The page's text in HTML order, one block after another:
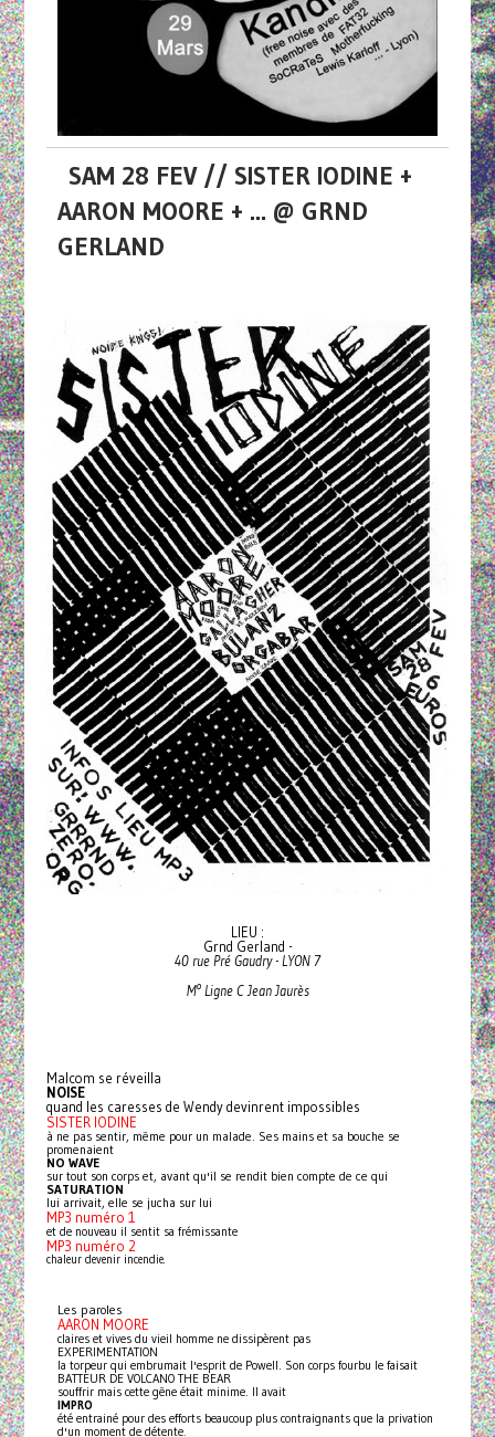
SAM 28 FEV // SISTER IODINE +
AARON MOORE + ... @ GRND
GERLAND
LIEU :
Grnd Gerland -
40 rue Pré Gaudry - LYON 7
M° Ligne C Jean Jaurès
Malcom se réveilla
NOISE
quand les caresses de Wendy devinrent impossibles
SISTER IODINE
à ne pas sentir, même pour un malade. Ses mains et sa bouche se
promenaient
NO WAVE
sur tout son corps et, avant qu'il se rendit bien compte de ce qui
SATURATION
lui arrivait, elle se jucha sur lui
MP3 numéro 1
et de nouveau il sentit sa frémissante
MP3 numéro 2
chaleur devenir incendie.
Les paroles
AARON MOORE
claires et vives du vieil homme ne dissipèrent pas
EXPERIMENTATION
la torpeur qui embrumait l'esprit de Powell. Son corps fourbu le faisait
BATTEUR DE VOLCANO THE BEAR
souffrir mais cette gêne était minime. Il avait
IMPRO
été entrainé pour des efforts beaucoup plus contraignants que la privation
d'un moment de détente.